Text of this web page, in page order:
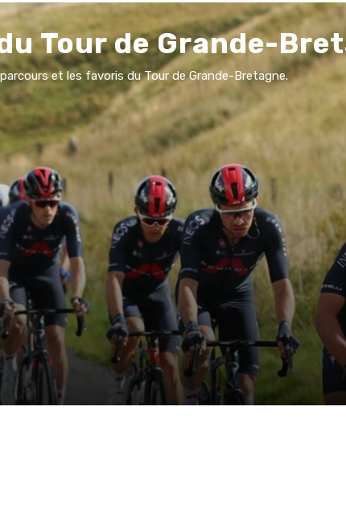
Tour de Grande-
et les favoris du Tour de Grande-Bretagne.